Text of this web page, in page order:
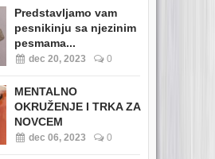
Predstavljamo vam
pesnikinju sa njezinim
pesmama...
dec 20, 2023 0
MENTALNO
OKRUŽENJE I TRKA ZA
NOVCEM
dec 06, 2023 0